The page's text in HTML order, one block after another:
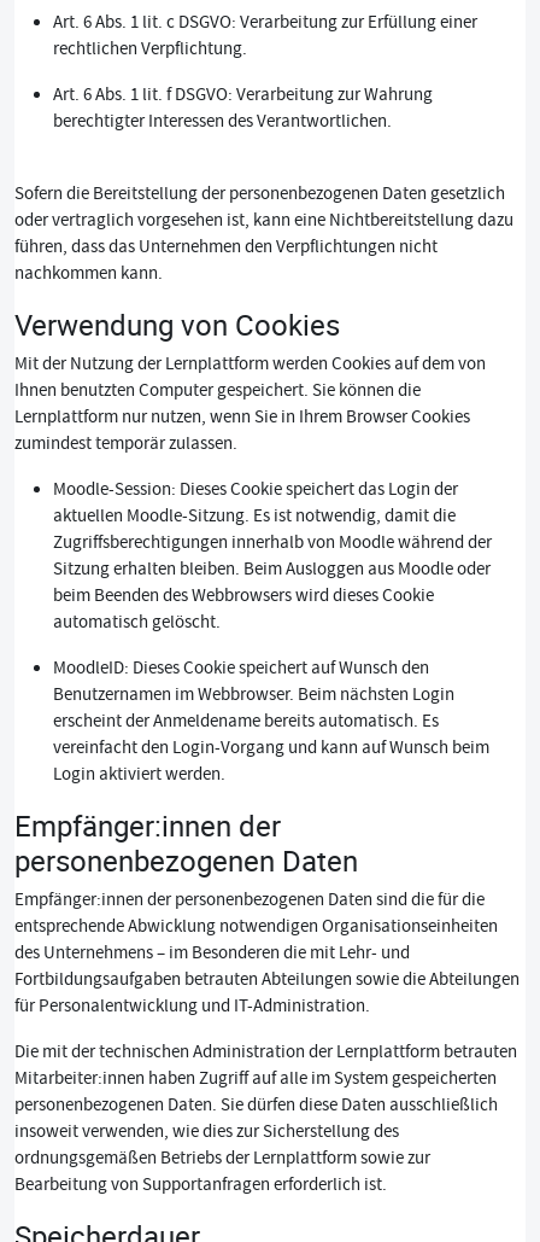
Art. 6 Abs. 1 lit. c DSGVO: Verarbeitung zur Erfüllung einer
rechtlichen Verpflichtung.
Art. 6 Abs. 1 lit. f DSGVO: Verarbeitung zur Wahrung
berechtigter Interessen des Verantwortlichen.
Sofern die Bereitstellung der personenbezogenen Daten gesetzlich
oder vertraglich vorgesehen ist, kann eine Nichtbereitstellung dazu
führen, dass das Unternehmen den Verpflichtungen nicht
nachkommen kann.
Verwendung von Cookies
Mit der Nutzung der Lernplattform werden Cookies auf dem von
Ihnen benutzten Computer gespeichert. Sie können die
Lernplattform nur nutzen, wenn Sie in Ihrem Browser Cookies
zumindest temporär zulassen.
Moodle-Session: Dieses Cookie speichert das Login der
aktuellen Moodle-Sitzung. Es ist notwendig, damit die
Zugriffsberechtigungen innerhalb von Moodle während der
Sitzung erhalten bleiben. Beim Ausloggen aus Moodle oder
beim Beenden des Webbrowsers wird dieses Cookie
automatisch gelöscht.
MoodleID: Dieses Cookie speichert auf Wunsch den
Benutzernamen im Webbrowser. Beim nächsten Login
erscheint der Anmeldename bereits automatisch. Es
vereinfacht den Login-Vorgang und kann auf Wunsch beim
Login aktiviert werden.
Empfänger:innen der
personenbezogenen Daten
Empfänger:innen der personenbezogenen Daten sind die für die
entsprechende Abwicklung notwendigen Organisationseinheiten
des Unternehmens – im Besonderen die mit Lehr- und
Fortbildungsaufgaben betrauten Abteilungen sowie die Abteilungen
für Personalentwicklung und IT-Administration.
Die mit der technischen Administration der Lernplattform betrauten
Mitarbeiter:innen haben Zugriff auf alle im System gespeicherten
personenbezogenen Daten. Sie dürfen diese Daten ausschließlich
insoweit verwenden, wie dies zur Sicherstellung des
ordnungsgemäßen Betriebs der Lernplattform sowie zur
Bearbeitung von Supportanfragen erforderlich ist.